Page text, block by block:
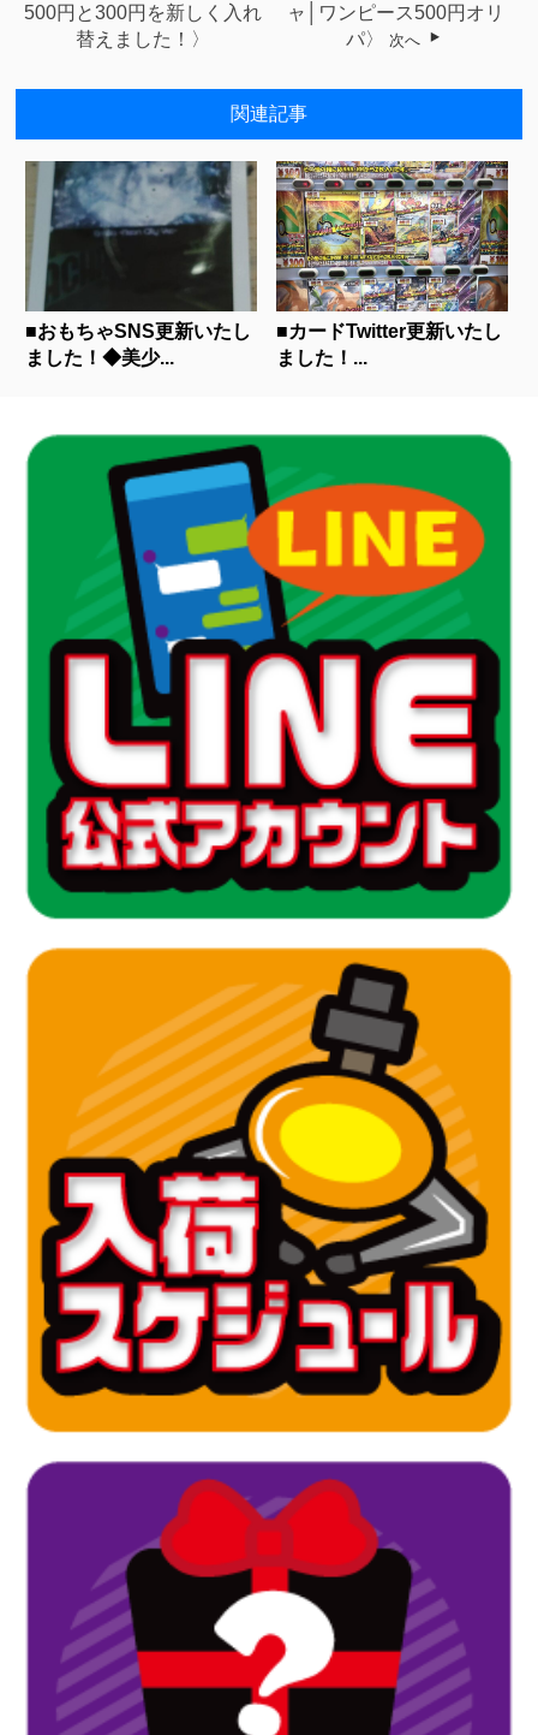
500円と300円を新しく入れ
替えました！〉
ャ│ワンピース500円オリ
パ〉
次へ
関連記事
■おもちゃSNS更新いたし
ました！◆美少...
■カードTwitter更新いたし
ました！...